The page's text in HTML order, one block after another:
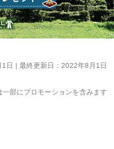
日 | 最終更新日：2022年8月1日
一部にプロモーションを含みます